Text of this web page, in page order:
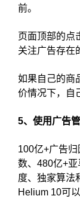
前。
页面顶部的点
关注广告存在
如果自己的商
价情况下，自
5、使用广告
100亿+广告
数、480亿+
度、独家算法
Helium 10可